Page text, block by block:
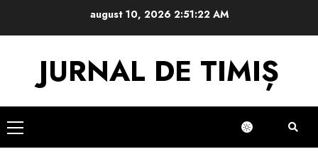
august 10, 2026 2:51:22 AM
JURNAL DE TIMIȘ
Primary
Menu